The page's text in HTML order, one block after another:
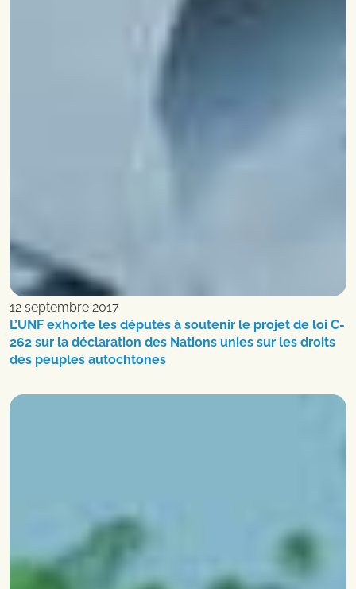
12 septembre 2017
L’UNF exhorte les députés à soutenir le projet de loi C-
262 sur la déclaration des Nations unies sur les droits
des peuples autochtones